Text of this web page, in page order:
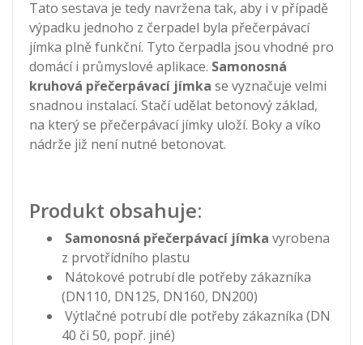
Tato sestava je tedy navržena tak, aby i v případě
výpadku jednoho z čerpadel byla přečerpávací
jímka plně funkční. Tyto čerpadla jsou vhodné pro
domácí i průmyslové aplikace. Samonosná
kruhová přečerpávací jímka se vyznačuje velmi
snadnou instalací. Stačí udělat betonový základ,
na který se přečerpávací jímky uloží. Boky a víko
nádrže již není nutné betonovat.
Produkt obsahuje:
Samonosná přečerpávací jímka vyrobena
z prvotřídního plastu
Nátokové potrubí dle potřeby zákazníka
(DN110, DN125, DN160, DN200)
Výtlačné potrubí dle potřeby zákazníka (DN
40 či 50, popř. jiné)